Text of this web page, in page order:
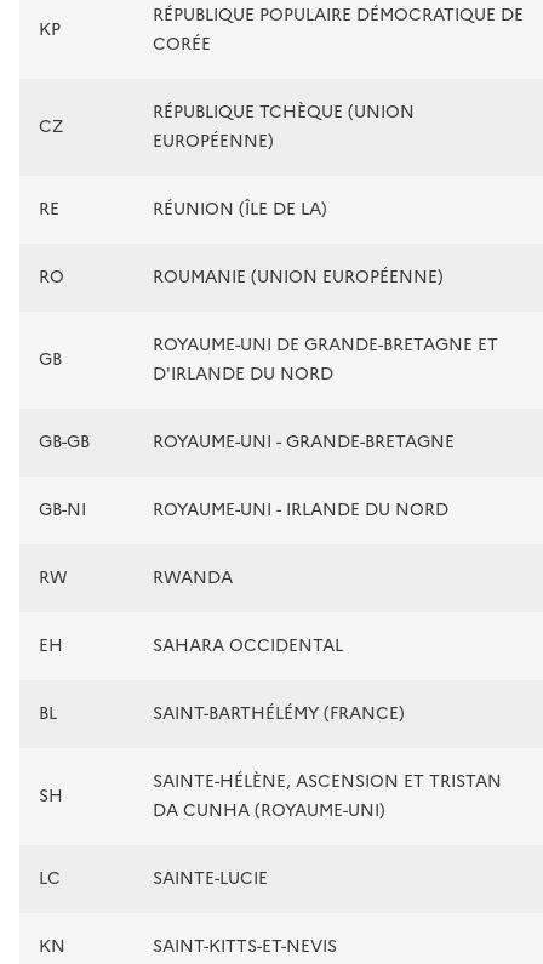
KP
RÉPUBLIQUE POPULAIRE DÉMOCRATIQUE DE
CORÉE
CZ
RÉPUBLIQUE TCHÈQUE (UNION
EUROPÉENNE)
RE RÉUNION (ÎLE DE LA)
RO ROUMANIE (UNION EUROPÉENNE)
GB
ROYAUME-UNI DE GRANDE-BRETAGNE ET
D'IRLANDE DU NORD
GB-GB ROYAUME-UNI - GRANDE-BRETAGNE
GB-NI ROYAUME-UNI - IRLANDE DU NORD
RW RWANDA
EH SAHARA OCCIDENTAL
BL SAINT-BARTHÉLÉMY (FRANCE)
SH
SAINTE-HÉLÈNE, ASCENSION ET TRISTAN
DA CUNHA (ROYAUME-UNI)
LC SAINTE-LUCIE
KN SAINT-KITTS-ET-NEVIS